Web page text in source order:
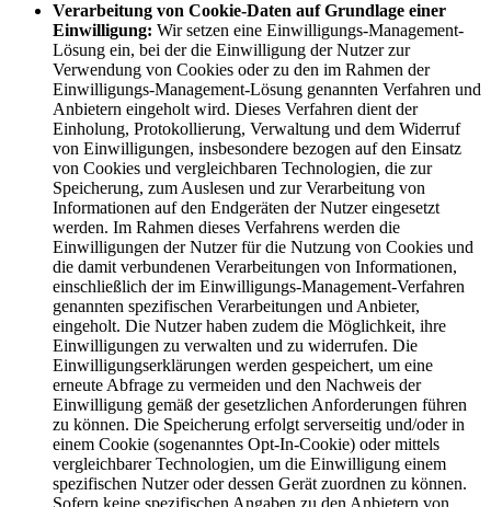
Verarbeitung von Cookie-Daten auf Grundlage einer
Einwilligung: Wir setzen eine Einwilligungs-Management-
Lösung ein, bei der die Einwilligung der Nutzer zur
Verwendung von Cookies oder zu den im Rahmen der
Einwilligungs-Management-Lösung genannten Verfahren und
Anbietern eingeholt wird. Dieses Verfahren dient der
Einholung, Protokollierung, Verwaltung und dem Widerruf
von Einwilligungen, insbesondere bezogen auf den Einsatz
von Cookies und vergleichbaren Technologien, die zur
Speicherung, zum Auslesen und zur Verarbeitung von
Informationen auf den Endgeräten der Nutzer eingesetzt
werden. Im Rahmen dieses Verfahrens werden die
Einwilligungen der Nutzer für die Nutzung von Cookies und
die damit verbundenen Verarbeitungen von Informationen,
einschließlich der im Einwilligungs-Management-Verfahren
genannten spezifischen Verarbeitungen und Anbieter,
eingeholt. Die Nutzer haben zudem die Möglichkeit, ihre
Einwilligungen zu verwalten und zu widerrufen. Die
Einwilligungserklärungen werden gespeichert, um eine
erneute Abfrage zu vermeiden und den Nachweis der
Einwilligung gemäß der gesetzlichen Anforderungen führen
zu können. Die Speicherung erfolgt serverseitig und/oder in
einem Cookie (sogenanntes Opt-In-Cookie) oder mittels
vergleichbarer Technologien, um die Einwilligung einem
spezifischen Nutzer oder dessen Gerät zuordnen zu können.
Sofern keine spezifischen Angaben zu den Anbietern von